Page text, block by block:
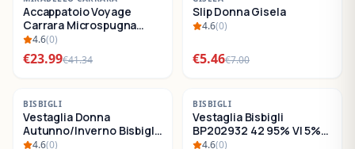
SALDI
Accappatoio Voyage
Carrara Microspugna
Cotone
4.6(0)
€23.99€41.34
SALDI
Slip Donna Gisela
4.6(0)
€5.46€7.00
-30 %
SALDI
BISBIGLI
Vestaglia Donna
Autunno/Inverno Bisbigli
BO288632
4.6(0)
-75 %
SALDI
BISBIGLI
Vestaglia Bisbigli
BP202932 42 95% VI 5%
EA4.6(0)